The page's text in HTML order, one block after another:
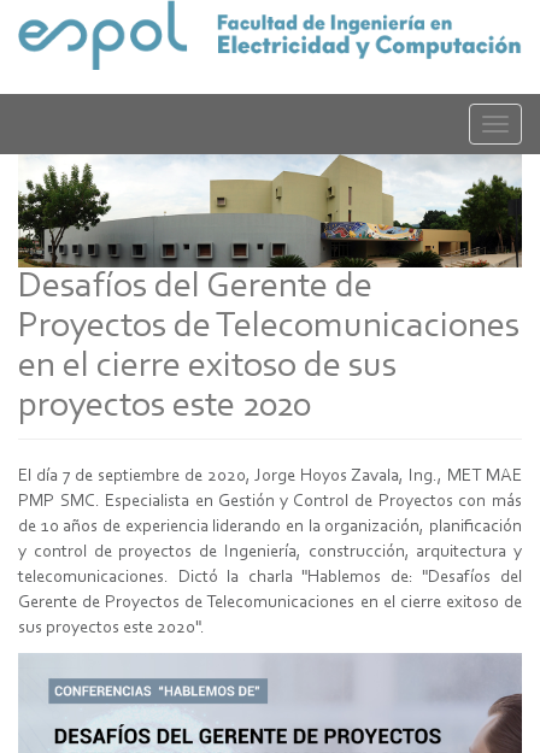
contenido
Toggle
Desafíos del Gerente de
Proyectos de Telecomunicaciones
en el cierre exitoso de sus
proyectos este 2020
El día 7 de septiembre de 2020, Jorge Hoyos Zavala, Ing., MET MAE
PMP SMC. Especialista en Gestión y Control de Proyectos con más
de 10 años de experiencia liderando en la organización, planificación
y control de proyectos de Ingeniería, construcción, arquitectura y
telecomunicaciones. Dictó la charla "Hablemos de: "Desafíos del
Gerente de Proyectos de Telecomunicaciones en el cierre exitoso de
sus proyectos este 2020".